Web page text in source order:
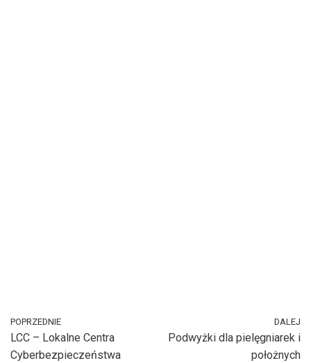
POPRZEDNIE
LCC – Lokalne Centra
Cyberbezpieczeństwa
DALEJ
Podwyżki dla pielęgniarek i
położnych